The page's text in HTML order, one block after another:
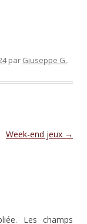
par Giuseppe G..
Week-end jeux →
Les champs